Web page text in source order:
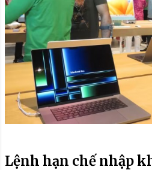
Lệnh hạn chế nhập